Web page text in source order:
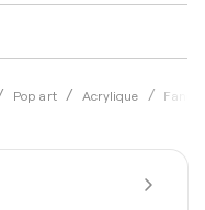
Pop art Acrylique Fanch